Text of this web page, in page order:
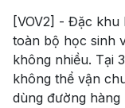
[VOV2] - Đặc khu
toàn bộ học sinh
không nhiều. Tại
không thể vận
dùng đường